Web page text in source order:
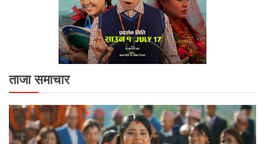
ताजा समाचार